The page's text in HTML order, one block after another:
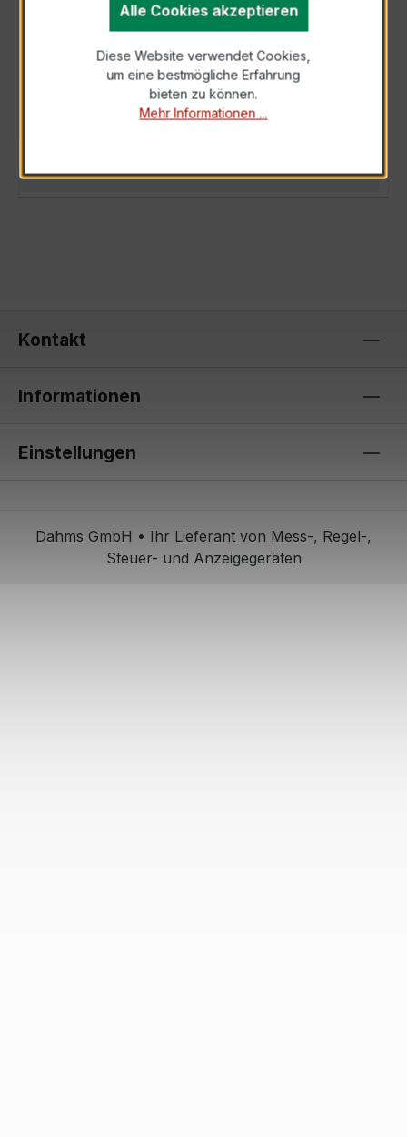
BESCHREIBUNG
Der WSK 40 2,5/1A 5VA Kl.1 ist ein kompakter,
hochpräziser Wickelstromwandler der
bewährten WSK-Serie, speziell für den Eins…
Kontakt
Informationen
Einstellungen
Dahms GmbH • Ihr Lieferant von Mess-, Regel-,
Steuer- und Anzeigegeräten
Alle Cookies akzeptieren
Diese Website verwendet Cookies,
um eine bestmögliche Erfahrung
bieten zu können.
Mehr Informationen ...